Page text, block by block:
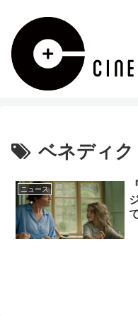
ベネディ
ニュース